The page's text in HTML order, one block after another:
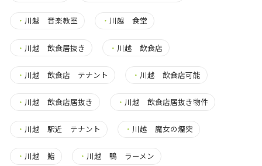
・ 川越 音楽教室 ・ 川越 食堂
・ 川越 飲食居抜き ・ 川越 飲食店
・ 川越 飲食店 テナント ・ 川越 飲食店可能
・ 川越 飲食店居抜き ・ 川越 飲食店居抜き物件
・ 川越 駅近 テナント ・ 川越 魔女の煙突
・ 川越 鮨 ・ 川越 鴨 ラーメン